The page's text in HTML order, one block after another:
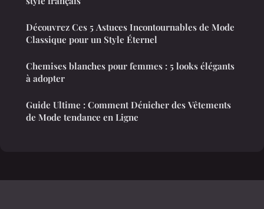
Découvrez Ces 5 Astuces Incontournables de Mode
Classique pour un Style Éternel
Chemises blanches pour femmes : 5 looks élégants
à adopter
Guide Ultime : Comment Dénicher des Vêtements
de Mode tendance en Ligne